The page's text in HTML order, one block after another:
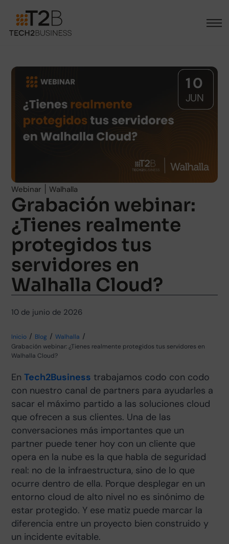
10
JUN
Webinar Walhalla
Grabación webinar:
¿Tienes realmente
protegidos tus
servidores en
Walhalla Cloud?
10 de junio de 2026
Inicio Blog
Walhalla
Grabación webinar: ¿Tienes realmente protegidos tus servidores en
Walhalla Cloud?
EnTech2Business trabajamos codo con codo
con nuestro canal de partners para ayudarles a
sacar el máximo partido a las soluciones cloud
que ofrecen a sus clientes. Una de las
conversaciones más importantes que un
partner puede tener hoy con un cliente que
opera en la nube es la que habla de seguridad
real: no de la infraestructura, sino de lo que
ocurre dentro de ella. Porque desplegar en un
entorno cloud de alto nivel no es sinónimo de
estar protegido. Y ese matiz puede marcar la
diferencia entre un proyecto bien construido y
un incidente evitable.